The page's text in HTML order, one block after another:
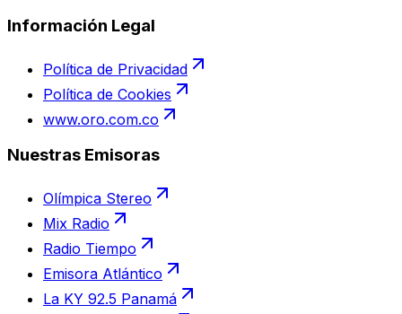
Información Legal
Política de Privacidad
Política de Cookies
www.oro.com.co
Nuestras Emisoras
Olímpica Stereo
Mix Radio
Radio Tiempo
Emisora Atlántico
La KY 92.5 Panamá